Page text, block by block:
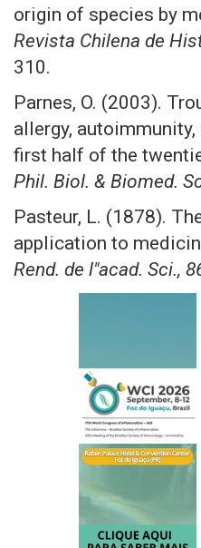
origin of species by
Revista Chilena de
310.
Parnes, O. (2003).
allergy,
first half of the
Phil. Biol. & Biomed.
Pasteur, L. (1878).
application to
Rend. de l"acad. Sci.,